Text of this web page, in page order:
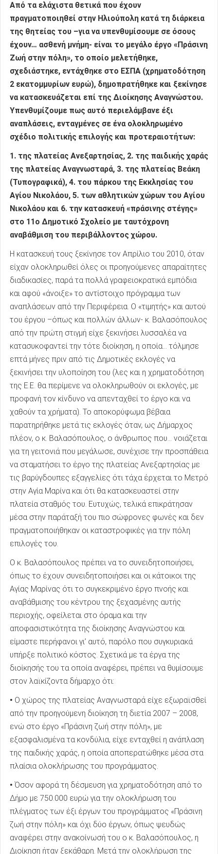
Από τα ελάχιστα θετικά που έχουν
πραγματοποιηθεί στην Ηλιούπολη κατά τη διάρκεια
της θητείας του –για να υπενθυμίσουμε σε όσους
έχουν… ασθενή μνήμη- είναι το μεγάλο έργο «Πράσινη
Ζωή στην πόλη», το οποίο μελετήθηκε,
σχεδιάστηκε, εντάχθηκε στο ΕΣΠΑ (χρηματοδότηση
2 εκατομμυρίων ευρώ), δημοπρατήθηκε και ξεκίνησε
να κατασκευάζεται επί της Διοίκησης Αναγνώστου.
Υπενθυμίζουμε πως αυτό περιελάμβανε έξι
αναπλάσεις, ενταγμένες σε ένα ολοκληρωμένο
σχέδιο πολιτικής επιλογής και προτεραιοτήτων:
1. της πλατείας Ανεξαρτησίας, 2. της παιδικής χαράς
της πλατείας Αναγνωσταρά, 3. της πλατείας Βεάκη
(Τυπογραφικά), 4. του πάρκου της Εκκλησίας του
Αγίου Νικολάου, 5. των αθλητικών χώρων του Αγίου
Νικολάου και 6. την κατασκευή «πράσινης στέγης»
στο 11ο Δημοτικό Σχολείο με ταυτόχρονη
αναβάθμιση του περιβάλλοντος χώρου.
Η κατασκευή τους ξεκίνησε τον Απρίλιο του 2010, όταν
είχαν ολοκληρωθεί όλες οι προηγούμενες απαραίτητες
διαδικασίες, παρά τα πολλά γραφειοκρατικά εμπόδια
και αφού «άνοιξε» το αντίστοιχο πρόγραμμα των
αναπλάσεων από την Περιφέρεια. Ο «τιμητής» και αυτού
του έργου –όπως και πολλών άλλων- κ. Βαλασόπουλος
από την πρώτη στιγμή είχε ξεκινήσει λυσσαλέα να
κατασυκοφαντεί την τότε διοίκηση, η οποία… τόλμησε
επτά μήνες πριν από τις Δημοτικές εκλογές να
ξεκινήσει την υλοποίηση του (λες και η χρηματοδότηση
της Ε.Ε. θα περίμενε να ολοκληρωθούν οι εκλογές, με
προφανή τον κίνδυνο να απενταχθεί το έργο και να
χαθούν τα χρήματα). Το αποκορύφωμα βέβαια
παρατηρήθηκε μετά τις εκλογές όταν, ως Δήμαρχος
πλέον, ο κ. Βαλασόπουλος, ο άνθρωπος που… νοιάζεται
για τη γειτονιά που μεγάλωσε, συνέχισε την προσπάθεια
να σταματήσει το έργο της πλατείας Ανεξαρτησίας με
τις βαρύγδουπες εξαγγελίες ότι τάχα έρχεται το Μετρό
στην Αγία Μαρίνα και ότι θα κατασκευαστεί στην
πλατεία σταθμός του. Ευτυχώς, τελικά επικράτησαν
μέσα στην παράταξή του πιο σώφρονες φωνές και δεν
πραγματοποιήθηκαν οι καταστροφικές για την πόλη
επιλογές του.
Ο κ. Βαλασόπουλος πρέπει να το συνειδητοποιήσει,
όπως το έχουν συνειδητοποιήσει και οι κάτοικοι της
Αγίας Μαρίνας ότι το συγκεκριμένο έργο πνοής και
αναβάθμισης του κέντρου της ξεχασμένης αυτής
περιοχής, οφείλεται στο όραμα και την
αποφασιστικότητα της διοίκησης Αναγνώστου και
είμαστε περήφανοι γι’ αυτό, παρόλο που συγκυριακά
υπήρξε πολιτικό κόστος. Σχετικά με τα έργα της
διοίκησής του τα οποία αναφέρει, πρέπει να θυμίσουμε
στον λαϊκίζοντα δήμαρχο ότι:
• Ο χώρος της πλατείας Αναγνωσταρά είχε εξωραϊσθεί
από την προηγούμενη διοίκηση τη διετία 2007 – 2008,
ενώ στο έργο «Πράσινη ζωή στην πόλη», με
εξασφαλισμένα τα κονδύλια, είχε ενταχθεί η ανάπλαση
της παιδικής χαράς, η οποία αποπερατώθηκε μέσα στα
πλαίσια ολοκλήρωσης του προγράμματος.
• Όσον αφορά τη δέσμευση για χρηματοδότηση από το
Δήμο με 750.000 ευρώ για την ολοκλήρωση του
πλέγματος των έξι έργων του προγράμματος «Πράσινη
ζωή στην πόλη» και όχι δύο έργων, όπως ψευδώς
αναφέρει στην ανακοίνωσή του ο κ. Βαλασόπουλος, η
Διοίκηση ήταν ξεκάθαρη. Μετά την ολοκλήρωση της